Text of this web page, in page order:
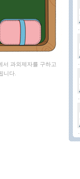
서 과외제자를 구하고
니다.